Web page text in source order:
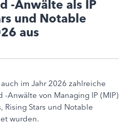
-Anwälte als IP
und Notable
aus
im Jahr 2026 zahlreiche
Anwälte von Managing IP (MIP)
Rising Stars und Notable
wurden.